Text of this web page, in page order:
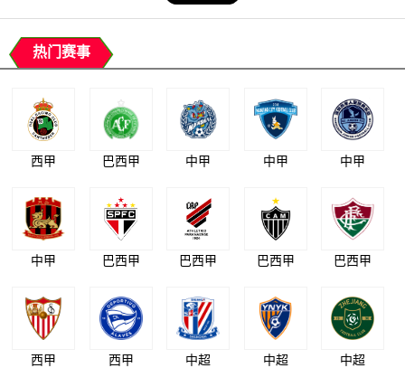
热门赛事
西甲 巴西甲 中甲 中甲 中甲
中甲 巴西甲 巴西甲 巴西甲 巴西甲
西甲 西甲 中超 中超 中超